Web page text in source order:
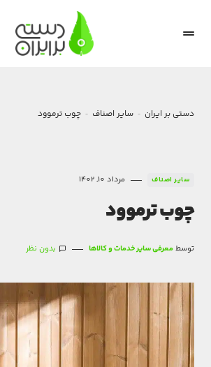
دستی بر ایران سایر اصناف چوب ترموود
سایر اصناف مرداد 10, 1402
چوب ترموود
توسطمعرفی سایر خدمات و کالاها بدون نظر